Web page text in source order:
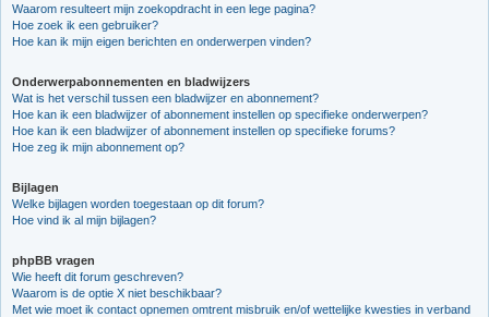
Waarom resulteert mijn zoekopdracht in een lege pagina?
Hoe zoek ik een gebruiker?
Hoe kan ik mijn eigen berichten en onderwerpen vinden?
Onderwerpabonnementen en bladwijzers
Wat is het verschil tussen een bladwijzer en abonnement?
Hoe kan ik een bladwijzer of abonnement instellen op specifieke onderwerpen?
Hoe kan ik een bladwijzer of abonnement instellen op specifieke forums?
Hoe zeg ik mijn abonnement op?
Bijlagen
Welke bijlagen worden toegestaan op dit forum?
Hoe vind ik al mijn bijlagen?
phpBB vragen
Wie heeft dit forum geschreven?
Waarom is de optie X niet beschikbaar?
Met wie moet ik contact opnemen omtrent misbruik en/of wettelijke kwesties in verband